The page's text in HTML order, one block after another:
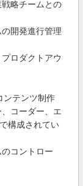
略チームとの
開発進行管理
ロダクトアウ
ンテンツ制作
コーダー、エ
構成されてい
コントロー